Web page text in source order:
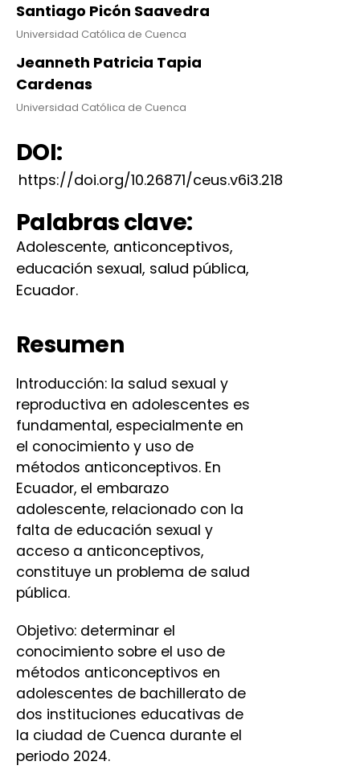
Santiago Picón Saavedra
Universidad Católica de Cuenca
Jeanneth Patricia Tapia
Cardenas
Universidad Católica de Cuenca
DOI:
https://doi.org/10.26871/ceus.v6i3.218
Palabras clave:
Adolescente, anticonceptivos,
educación sexual, salud pública,
Ecuador.
Resumen
Introducción: la salud sexual y
reproductiva en adolescentes es
fundamental, especialmente en
el conocimiento y uso de
métodos anticonceptivos. En
Ecuador, el embarazo
adolescente, relacionado con la
falta de educación sexual y
acceso a anticonceptivos,
constituye un problema de salud
pública.
Objetivo: determinar el
conocimiento sobre el uso de
métodos anticonceptivos en
adolescentes de bachillerato de
dos instituciones educativas de
la ciudad de Cuenca durante el
periodo 2024.